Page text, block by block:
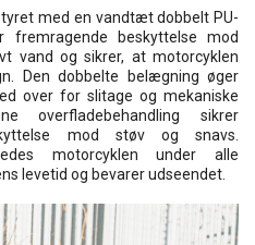
med en vandtæt dobbelt PU-
fremragende beskyttelse mod
vand og sikrer, at motorcyklen
Den dobbelte belægning øger
over for slitage og mekaniske
overfladebehandling sikrer
mod støv og snavs.
motorcyklen under alle
levetid og bevarer udseendet.